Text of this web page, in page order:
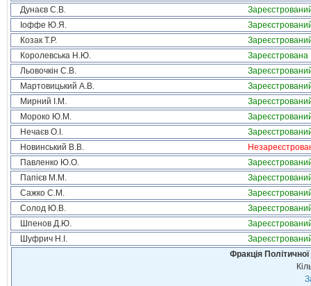
Дунаєв С.В.
Іоффе Ю.Я.
Козак Т.Р.
Королевська Н.Ю.
Зареєстрована
Льовочкін С.В.
Мартовицький А.В.
Мирний І.М.
Мороко Ю.М.
Нечаєв О.І.
Новинський В.В.
Павленко Ю.О.
Папієв М.М.
Сажко С.М.
Солод Ю.В.
Шпенов Д.Ю.
Шуфрич Н.І.
Фракція